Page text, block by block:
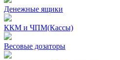
Денежные ящики
ККМ и ЧПМ(Кассы)
Весовые дозаторы